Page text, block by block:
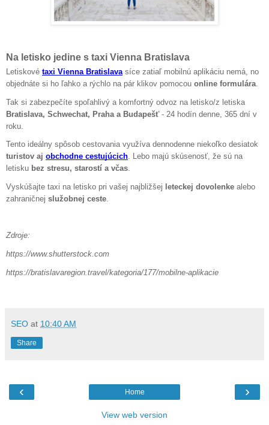
Na letisko jedine s taxi Vienna Bratislava
Letiskové taxi Vienna Bratislavasíce zatiaľ mobilnú aplikáciu nemá, no
objednáte si ho ľahko a rýchlo na pár klikov pomocou online formulára.
Tak si zabezpečíte spoľahlivý a komfortný odvoz na letisko/z letiska
Bratislava, Schwechat, Praha a Budapešť- 24 hodín denne, 365 dní v
roku.
Tento ideálny spôsob cestovania využíva dennodenne niekoľko desiatok
turistov aj obchodne cestujúcich. Lebo majú skúsenosť, že sú na
letisku bez stresu, starostí a včas.
Vyskúšajte taxi na letisko pri vašej najbližšej leteckej dovolenke alebo
zahraničnej služobnej ceste.
Zdroje:
https://www.shutterstock.com
https://bratislavaregion.travel/kategoria/177/mobilne-aplikacie
SEO at 10:40 AM
Share
‹ ›
Home
View web version